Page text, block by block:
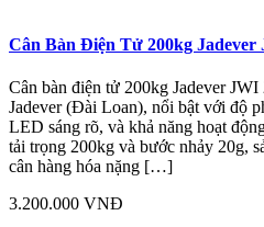
Cân Bàn Điện Tử 200kg Jadever
Cân bàn điện tử 200kg Jadever
Jadever (Đài Loan), nổi bật với độ
LED sáng rõ, và khả năng hoạt
tải trọng 200kg và bước nhảy 20g,
cân hàng hóa nặng […]
3.200.000 VNĐ